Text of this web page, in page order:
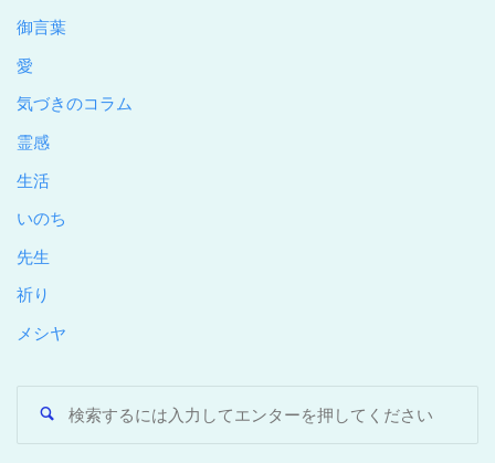
御言葉
愛
気づきのコラム
霊感
生活
いのち
先生
祈り
メシヤ